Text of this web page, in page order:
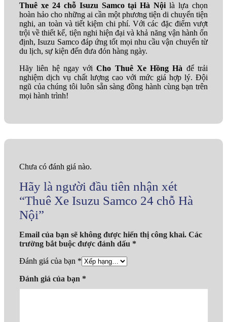
Thuê xe 24 chỗ Isuzu Samco tại Hà Nội là lựa chọn
hoàn hảo cho những ai cần một phương tiện di chuyển tiện
nghi, an toàn và tiết kiệm chi phí. Với các đặc điểm vượt
trội về thiết kế, tiện nghi hiện đại và khả năng vận hành ổn
định, Isuzu Samco đáp ứng tốt mọi nhu cầu vận chuyển từ
du lịch, sự kiện đến đưa đón hàng ngày.
Hãy liên hệ ngay vớiCho Thuê Xe Hồng Hà để trải
nghiệm dịch vụ chất lượng cao với mức giá hợp lý. Đội
ngũ của chúng tôi luôn sẵn sàng đồng hành cùng bạn trên
mọi hành trình!
Chưa có đánh giá nào.
Hãy là người đầu tiên nhận xét
“Thuê Xe Isuzu Samco 24 chỗ Hà
Nội”
Email của bạn sẽ không được hiển thị công khai. Các
trường bắt buộc được đánh dấu *
Đánh giá của bạn *
Đánh giá của bạn *